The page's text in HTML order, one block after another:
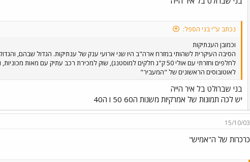
נכתב ע"י בני הספל:
וכמובן הענתיקות
הסיבה העיקרית לשהותי במזרח ארה"ב היו שני ארועי ענק של ענתיקות. הגדול שבהם,
לאוטובוסים הראשונים של "המעביר"
בני שברולט בל איר הייה
יש לכה תמונות של אמרקיות משנות ה60 50 ו ה40
15/10/03
כרכרות של ה"אמיש"